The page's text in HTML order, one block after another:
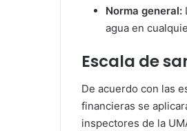
Norma general:
agua en
Escala de
De acuerdo con las
financieras se
inspectores de la